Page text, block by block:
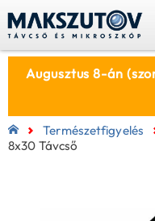
Augusztus 8-án
Természetfigyelés
8x30 Távcső